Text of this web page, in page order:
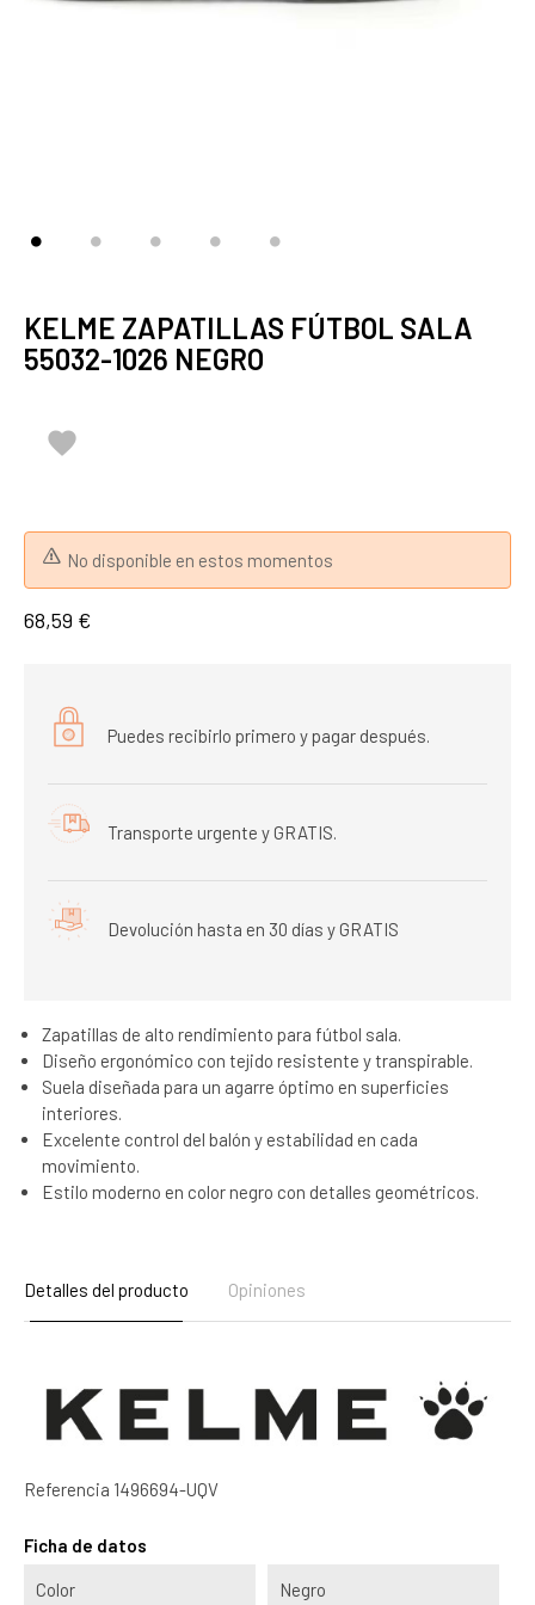
KELME ZAPATILLAS FÚTBOL SALA
55032-1026 NEGRO

No disponible en estos momentos
68,59 €
Puedes recibirlo primero y pagar después.
Transporte urgente y GRATIS.
Devolución hasta en 30 días y GRATIS
Zapatillas de alto rendimiento para fútbol sala.
Diseño ergonómico con tejido resistente y transpirable.
Suela diseñada para un agarre óptimo en superficies
interiores.
Excelente control del balón y estabilidad en cada
movimiento.
Estilo moderno en color negro con detalles geométricos.
Detalles del producto Opiniones
Referencia 1496694-UQV
Ficha de datos
Color Negro